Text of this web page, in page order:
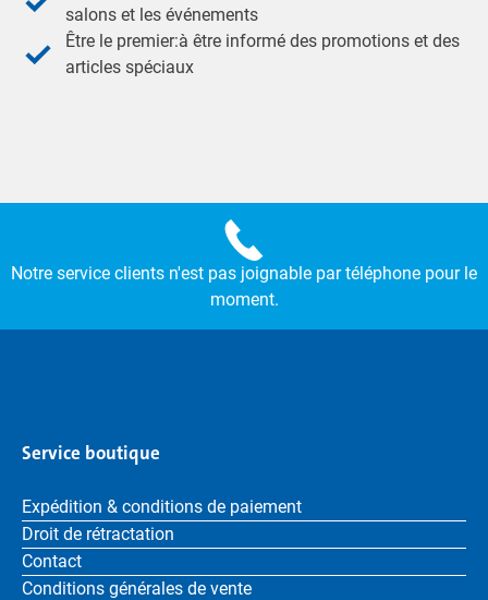
salons et les événements
Être le premier:à être informé des promotions et des
articles spéciaux
Notre service clients n'est pas joignable par téléphone pour le
moment.
Service boutique
Expédition & conditions de paiement
Droit de rétractation
Contact
Conditions générales de vente